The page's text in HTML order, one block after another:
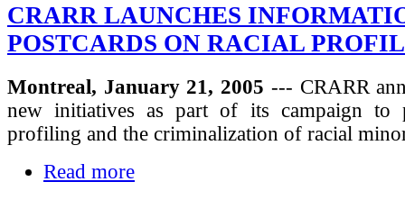
CRARR LAUNCHES
POSTCARDS ON RACIAL
Montreal, January 21, 2005 --- CRARR
new initiatives as part of its campaign to
profiling and the criminalization of racial
Read more